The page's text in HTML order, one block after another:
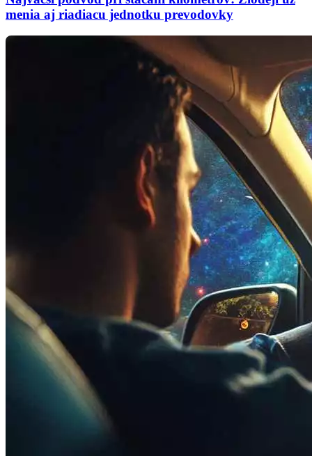
menia aj riadiacu jednotku prevodovky